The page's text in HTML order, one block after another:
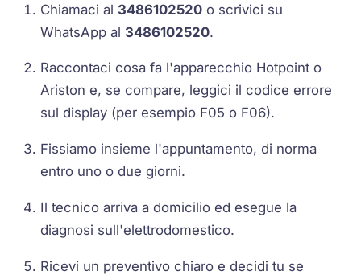
Chiamaci al 3486102520 o scrivici su
WhatsApp al 3486102520.
Raccontaci cosa fa l'apparecchio Hotpoint o
Ariston e, se compare, leggici il codice errore
sul display (per esempio F05 o F06).
Fissiamo insieme l'appuntamento, di norma
entro uno o due giorni.
Il tecnico arriva a domicilio ed esegue la
diagnosi sull'elettrodomestico.
Ricevi un preventivo chiaro e decidi tu se